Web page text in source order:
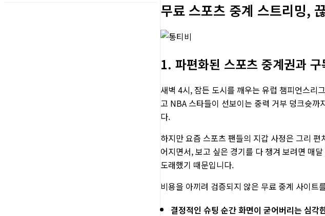
무료 스포츠 중계 스트리밍,
1. 파편화된 스포츠 중계권과
새벽 4시, 잠든 도시를 깨우는 유럽 챔피언스리
고 NBA 스타들이 선보이는 중력 거부 덩크슛까
다.
하지만 요즘 스포츠 팬들의 지갑 사정은 그리
어지면서, 보고 싶은 경기를 다 챙겨 보려면 매
도래했기 때문입니다.
비용을 아끼려 검증되지 않은 무료 중계 사이
결정적인 슈팅 순간 화면이 굳어버리는 심각